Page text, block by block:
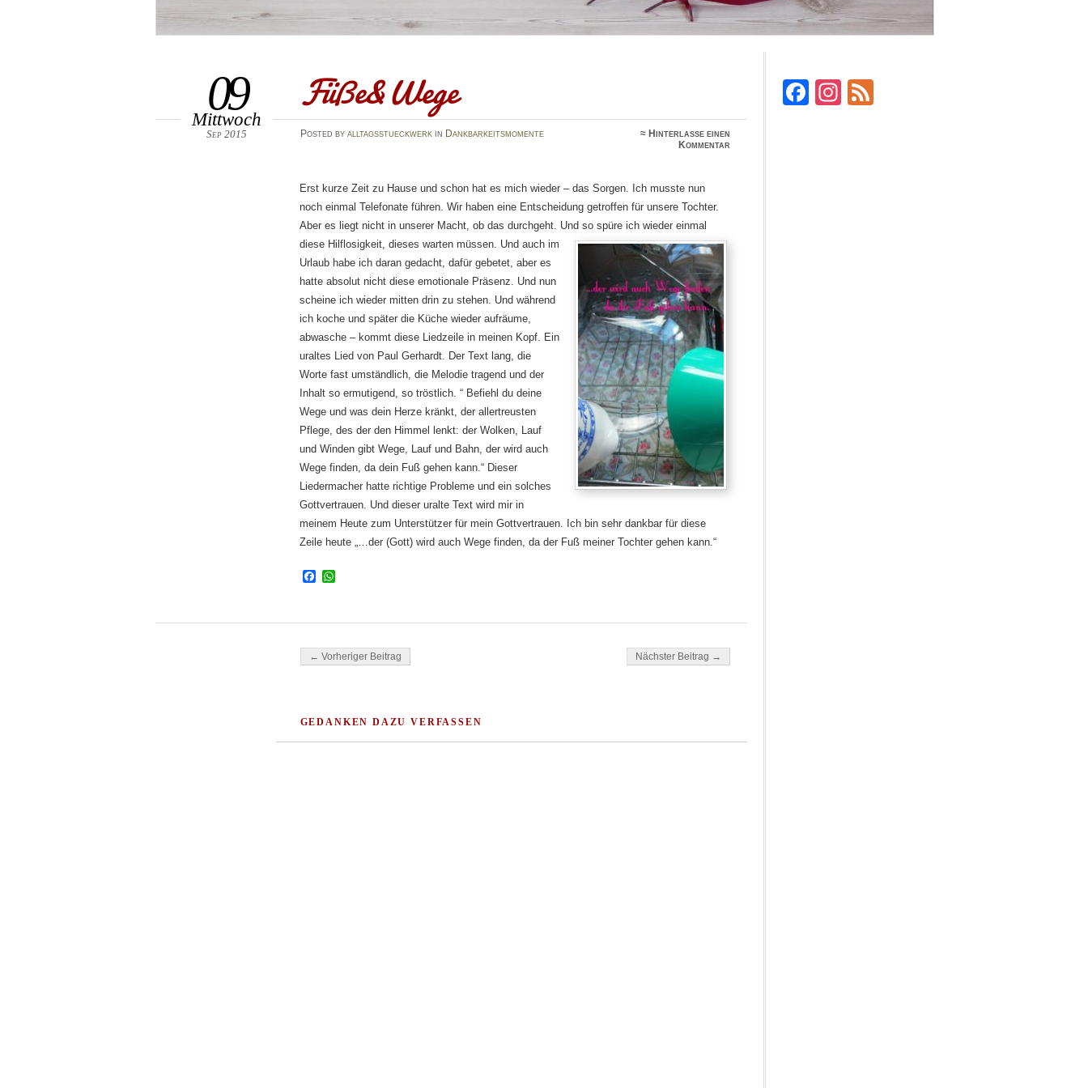
Füße&Wege
09
Mittwoch
Sep 2015 Posted by alltagsstueckwerkin Dankbarkeitsmomente ≈ Hinterlasse einen
Kommentar
Erst kurze Zeit zu Hause und schon hat es mich wieder – das Sorgen. Ich musste nun
noch einmal Telefonate führen. Wir haben eine Entscheidung getroffen für unsere Tochter.
Aber es liegt nicht in unserer Macht, ob das durchgeht. Und so spüre ich wieder einmal
diese Hilflosigkeit, dieses warten müssen. Und auch im
Urlaub habe ich daran gedacht, dafür gebetet, aber es
hatte absolut nicht diese emotionale Präsenz. Und nun
scheine ich wieder mitten drin zu stehen. Und während
ich koche und später die Küche wieder aufräume,
abwasche – kommt diese Liedzeile in meinen Kopf. Ein
uraltes Lied von Paul Gerhardt. Der Text lang, die
Worte fast umständlich, die Melodie tragend und der
Inhalt so ermutigend, so tröstlich. “ Befiehl du deine
Wege und was dein Herze kränkt, der allertreusten
Pflege, des der den Himmel lenkt: der Wolken, Lauf
und Winden gibt Wege, Lauf und Bahn, der wird auch
Wege finden, da dein Fuß gehen kann.“ Dieser
Liedermacher hatte richtige Probleme und ein solches
Gottvertrauen. Und dieser uralte Text wird mir in
meinem Heute zum Unterstützer für mein Gottvertrauen. Ich bin sehr dankbar für diese
Zeile heute „…der (Gott) wird auch Wege finden, da der Fuß meiner Tochter gehen kann.“
Facebook
Beitragsnavigation
← Vorheriger Beitrag Nächster Beitrag →
GEDANKEN DAZU VERFASSEN
Facebook
Instagram